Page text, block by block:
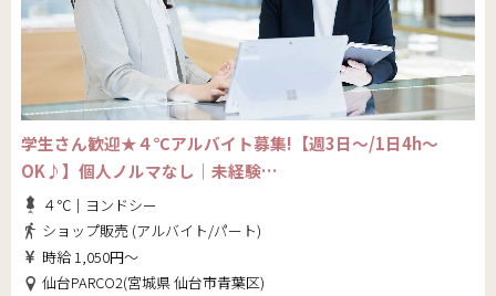
学生さん歓迎★４℃アルバイト募集!【週3日～/1日4h～
OK♪】個人ノルマなし｜未経験…
４℃｜ヨンドシー
ショップ販売 (アルバイト/パート)
時給 1,050円～
仙台PARCO2(宮城県 仙台市青葉区)